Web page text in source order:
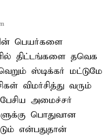
பெயர்களை
திட்டங்களை தவெக
ஸ்டிக்கர் மட்டுமே
விமர்சித்து வரும்
பேசிய அமைச்சர்
பொதுவான
என்பதுதான்